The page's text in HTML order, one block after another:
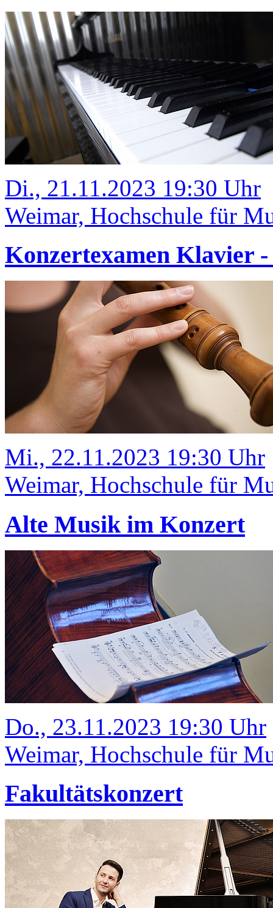
Di., 21.11.2023 19:30 Uhr
Weimar, Hochschule für
Konzertexamen Klavier -
Mi., 22.11.2023 19:30 Uhr
Weimar, Hochschule für
Alte Musik im Konzert
Do., 23.11.2023 19:30 Uhr
Weimar, Hochschule für
Fakultätskonzert